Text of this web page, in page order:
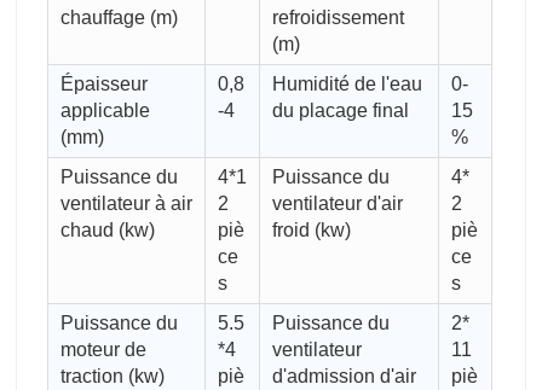
chauffage (m)
refroidissement
(m)
Épaisseur
applicable
(mm)
0,8
-4
Humidité de l'eau
du placage final
0-
15
%
Puissance du
ventilateur à air
chaud (kw)
4*1
2
piè
ce
s
Puissance du
ventilateur d'air
froid (kw)
4*
2
piè
ce
s
Puissance du
moteur de
traction (kw)
5.5
*4
piè
Puissance du
ventilateur
d'admission d'air
2*
11
piè